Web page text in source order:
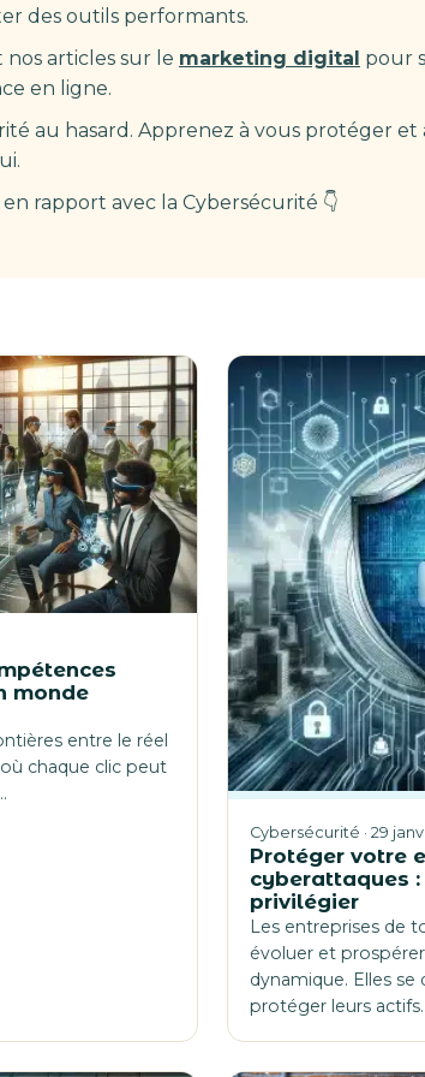
des outils performants.
articles sur le marketing digital pour
en ligne.
au hasard. Apprenez à vous protéger
rapport avec la Cybersécurité 👇
monde
entre le réel
chaque clic peut
Cybersécurité · 29
Protéger votre
cyberattaques
privilégier
Les entreprises de
évoluer et
dynamique. Elles
protéger leurs